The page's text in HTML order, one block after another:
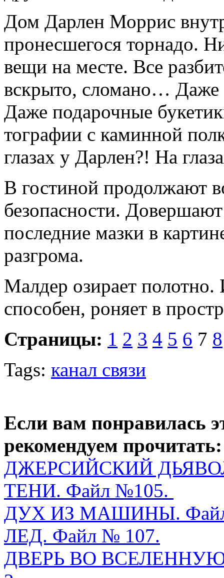
Дом Дарлен Моррис
пронесшегося торнадо.
вещи на месте. Все
вскрыто, слома­но… Даже
Даже подарочные
тографии с каминной
глазах у Дарлен?! На
В гостиной продолжают
безопасности.
последние мазки в
раз­грома.
Малдер озирает
способен, роняет в
Страницы: 1 2 3 4 5 6 7 8
Tags: канал связи
Если вам понравилась
рекомендуем прочитать:
ДЖЕРСИЙСКИЙ
ТЕНИ. Файл №105.
ДУХ ИЗ МАШИНЫ.
ЛЕД. Файл № 107.
ДВЕРЬ ВО